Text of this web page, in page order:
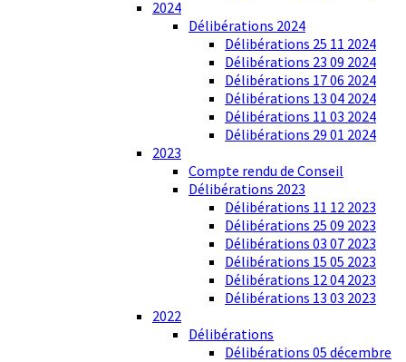
2024
Délibérations 2024
Délibérations 25 11 2024
Délibérations 23 09 2024
Délibérations 17 06 2024
Délibérations 13 04 2024
Délibérations 11 03 2024
Délibérations 29 01 2024
2023
Compte rendu de Conseil
Délibérations 2023
Délibérations 11 12 2023
Délibérations 25 09 2023
Délibérations 03 07 2023
Délibérations 15 05 2023
Délibérations 12 04 2023
Délibérations 13 03 2023
2022
Délibérations
Délibérations 05 décembre